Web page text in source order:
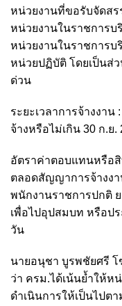
หน่วยงานที่ขอรับจัดสร
หน่วยงานในราชการ
หน่วยงานในราชการ
หน่วยปฏิบัติ โดยเป็นส่
ด่วน
ระยะเวลาการจ้างงา
จ้างหรือไม่เกิน 30 ก.
อัตราค่าตอบแทนหรือ
ตลอดสัญญาการจ้างงา
พนักงานราชการปกติ
เพื่อไปอุปสมบท หรือป
วัน
นายอนุชา บูรพชัยศรี
ว่า ครม.ได้เน้นย้ำให้ห
ดำเนินการให้เป็นไปต